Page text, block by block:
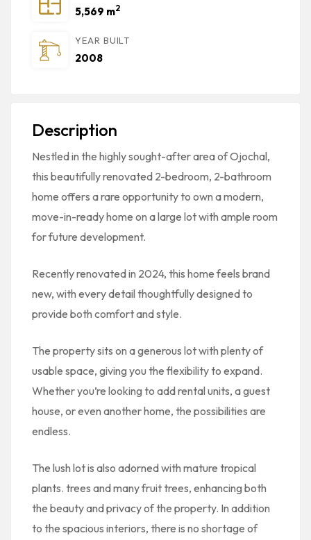
5,569 m2
YEAR BUILT
2008
Description
Nestled in the highly sought-after area of Ojochal,
this beautifully renovated 2-bedroom, 2-bathroom
home offers a rare opportunity to own a modern,
move-in-ready home on a large lot with ample room
for future development.
Recently renovated in 2024, this home feels brand
new, with every detail thoughtfully designed to
provide both comfort and style.
The property sits on a generous lot with plenty of
usable space, giving you the flexibility to expand.
Whether you’re looking to add rental units, a guest
house, or even another home, the possibilities are
endless.
The lush lot is also adorned with mature tropical
plants. trees and many fruit trees, enhancing both
the beauty and privacy of the property. In addition
to the spacious interiors, there is no shortage of